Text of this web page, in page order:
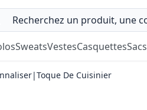
SweatsVestesCasquettesSacs
|Toque De Cuisinier